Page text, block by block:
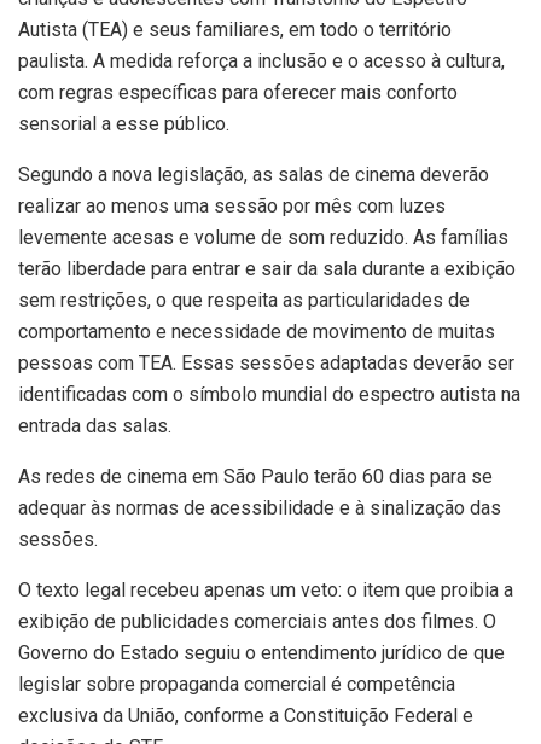
Autista (TEA) e seus familiares, em todo o território
paulista. A medida reforça a inclusão e o acesso à cultura,
com regras específicas para oferecer mais conforto
sensorial a esse público.
Segundo a nova legislação, as salas de cinema deverão
realizar ao menos uma sessão por mês com luzes
levemente acesas e volume de som reduzido. As famílias
terão liberdade para entrar e sair da sala durante a exibição
sem restrições, o que respeita as particularidades de
comportamento e necessidade de movimento de muitas
pessoas com TEA. Essas sessões adaptadas deverão ser
identificadas com o símbolo mundial do espectro autista na
entrada das salas.
As redes de cinema em São Paulo terão 60 dias para se
adequar às normas de acessibilidade e à sinalização das
sessões.
O texto legal recebeu apenas um veto: o item que proibia a
exibição de publicidades comerciais antes dos filmes. O
Governo do Estado seguiu o entendimento jurídico de que
legislar sobre propaganda comercial é competência
exclusiva da União, conforme a Constituição Federal e